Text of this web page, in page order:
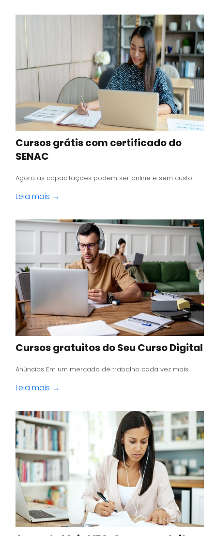
Cursos grátis com certificado do
SENAC
Agora as capacitações podem ser online e sem custo
Leia mais →
Cursos gratuitos do Seu Curso Digital
Anúncios Em um mercado de trabalho cada vez mais ...
Leia mais →